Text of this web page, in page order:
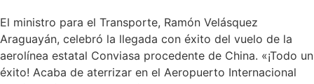
El ministro para el Transporte, Ramón Velásquez
Araguayán, celebró la llegada con éxito del vuelo de la
aerolínea estatal Conviasa procedente de China. «¡Todo un
éxito! Acaba de aterrizar en el Aeropuerto Internacional